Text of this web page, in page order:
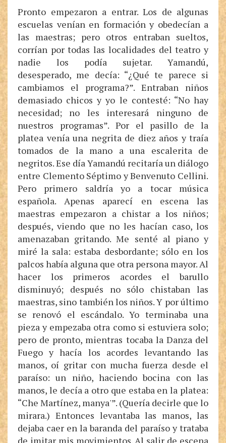
Pronto empezaron a entrar. Los de algunas
escuelas venían en formación y obedecían a
las maestras; pero otros entraban sueltos,
corrían por todas las localidades del teatro y
nadie los podía sujetar. Yamandú,
desesperado, me decía: “¿Qué te parece si
cambiamos el programa?”. Entraban niños
demasiado chicos y yo le contesté: “No hay
necesidad; no les interesará ninguno de
nuestros programas”. Por el pasillo de la
platea venía una negrita de diez años y traía
tomados de la mano a una escalerita de
negritos. Ese día Yamandú recitaría un diálogo
entre Clemento Séptimo y Benvenuto Cellini.
Pero primero saldría yo a tocar música
española. Apenas aparecí en escena las
maestras empezaron a chistar a los niños;
después, viendo que no les hacían caso, los
amenazaban gritando. Me senté al piano y
miré la sala: estaba desbordante; sólo en los
palcos había alguna que otra persona mayor. Al
hacer los primeros acordes el barullo
disminuyó; después no sólo chistaban las
maestras, sino también los niños. Y por último
se renovó el escándalo. Yo terminaba una
pieza y empezaba otra como si estuviera solo;
pero de pronto, mientras tocaba la Danza del
Fuego y hacía los acordes levantando las
manos, oí gritar con mucha fuerza desde el
paraíso: un niño, haciendo bocina con las
manos, le decía a otro que estaba en la platea:
“Che Martínez, manya'”. (Quería decirle que lo
mirara.) Entonces levantaba las manos, las
dejaba caer en la baranda del paraíso y trataba
de imitar mis movimientos. Al salir de escena